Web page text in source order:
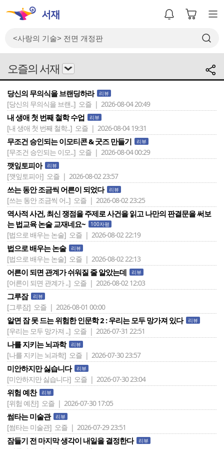
오즐의 서재
당신의 무의식을 브랜딩하라 리뷰
[당신의 무의식을 브랜..] 오즐 | 2026-08-04 20:49
내 생애 첫 번째 철학 수업 리뷰
[내 생애 첫 번째 철학..] 오즐 | 2026-08-04 19:31
무조건 승인되는 이모티콘 & 굿즈 만들기 리뷰
[무조건 승인되는 이모..] 오즐 | 2026-08-04 00:29
깻잎토피아 리뷰
[깻잎토피아] 오즐 | 2026-08-02 23:57
쓰는 동안 조금씩 어른이 되었다 리뷰
[쓰는 동안 조금씩 어..] 오즐 | 2026-08-02 23:25
역사적 사건, 최신 쟁점을 주제로 사건을 읽고 나만의 판결문을 써보
는 법교육 논술 교재네요~
100자평
[법으로 배우는 논술] 오즐 | 2026-08-02 22:19
법으로 배우는 논술 리뷰
[법으로 배우는 논술] 오즐 | 2026-08-02 22:13
어른이 되면 관계가 쉬워질 줄 알았는데 리뷰
[어른이 되면 관계가 ..] 오즐 | 2026-08-02 12:03
그루잠 리뷰
[그루잠] 오즐 | 2026-08-01 00:00
알면 잠 못 드는 위험한 인문학 2 : 우리는 모두 망가져 있다 리뷰
[우리는 모두 망가져 ..] 오즐 | 2026-07-31 22:51
나를 지키는 뇌과학 리뷰
[나를 지키는 뇌과학] 오즐 | 2026-07-30 23:57
미안하지만 싫습니다 리뷰
[미안하지만 싫습니다] 오즐 | 2026-07-30 23:04
위험 예찬 리뷰
[위험 예찬] 오즐 | 2026-07-30 17:05
썸타는 미술관 리뷰
[썸타는 미술관] 오즐 | 2026-07-29 23:51
잠들기 전 마지막 생각이 내일을 결정한다 리뷰